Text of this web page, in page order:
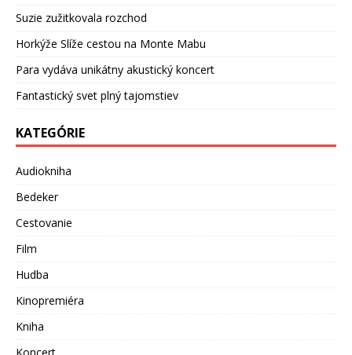
Suzie zužitkovala rozchod
Horkýže Slíže cestou na Monte Mabu
Para vydáva unikátny akustický koncert
Fantastický svet plný tajomstiev
KATEGÓRIE
Audiokniha
Bedeker
Cestovanie
Film
Hudba
Kinopremiéra
Kniha
Koncert